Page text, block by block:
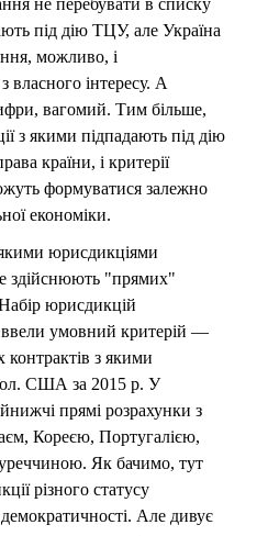
під дію ТЦУ, але Україна
можливо, і
власного інтересу. А
вагомий. Тим більше,
з якими підпадають під дію
країни, і критерії
формуватися залежно
економіки.
юрисдикціями
здійснюють "прямих"
юрисдикцій
умовний критерій —
з якими
США за 2015 р. У
прямі розрахунки з
Кореєю, Португалією,
Як бачимо, тут
різного статусу
демократичності. Але дивує